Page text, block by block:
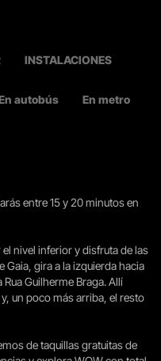
INSTALACIONES
autobús En metro
entre 15 y 20 minutos en
nivel inferior y disfruta de las
Gaia, gira a la izquierda hacia
Guilherme Braga. Allí
un poco más arriba, el resto
de taquillas gratuitas de